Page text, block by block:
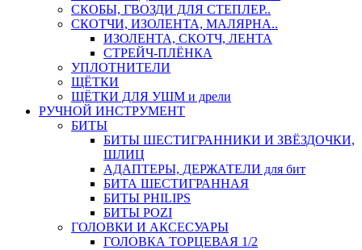
СКОБЫ, ГВОЗДИ ДЛЯ СТЕПЛЕР..
СКОТЧИ, ИЗОЛЕНТА, МАЛЯРНА..
ИЗОЛЕНТА, СКОТЧ, ЛЕНТА
СТРЕЙЧ-ПЛЁНКА
УПЛОТНИТЕЛИ
ЩЁТКИ
ЩЁТКИ ДЛЯ УШМ и дрели
РУЧНОЙ ИНСТРУМЕНТ
БИТЫ
БИТЫ ШЕСТИГРАННИКИ И ЗВЁЗДОЧКИ,
ШЛИЦ
АДАПТЕРЫ, ДЕРЖАТЕЛИ для бит
БИТА ШЕСТИГРАННАЯ
БИТЫ PHILIPS
БИТЫ POZI
ГОЛОВКИ И АКСЕСУАРЫ
ГОЛОВКА ТОРЦЕВАЯ 1/2